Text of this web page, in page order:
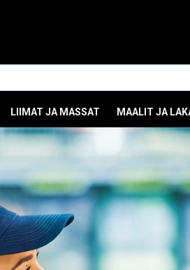
LIIMAT JA MASSAT MAALIT JA